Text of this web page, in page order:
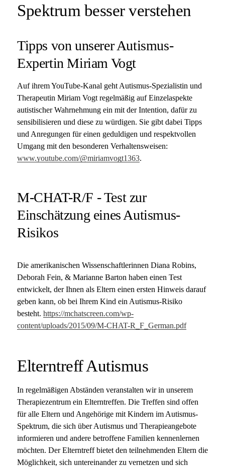
Spektrum besser verstehen
Tipps von unserer Autismus-
Expertin Miriam Vogt
Auf ihrem YouTube-Kanal geht Autismus-Spezialistin und
Therapeutin Miriam Vogt regelmäßig auf Einzelaspekte
autistischer Wahrnehmung ein mit der Intention, dafür zu
sensibilisieren und diese zu würdigen. Sie gibt dabei Tipps
und Anregungen für einen geduldigen und respektvollen
Umgang mit den besonderen Verhaltensweisen:
www.youtube.com/@miriamvogt1363.
M-CHAT-R/F - Test zur
Einschätzung eines Autismus-
Risikos
Die amerikanischen Wissenschaftlerinnen Diana Robins,
Deborah Fein, & Marianne Barton haben einen Test
entwickelt, der Ihnen als Eltern einen ersten Hinweis darauf
geben kann, ob bei Ihrem Kind ein Autismus-Risiko
besteht. https://mchatscreen.com/wp-
content/uploads/2015/09/M-CHAT-R_F_German.pdf
Elterntreff Autismus
In regelmäßigen Abständen veranstalten wir in unserem
Therapiezentrum ein Elterntreffen. Die Treffen sind offen
für alle Eltern und Angehörige mit Kindern im Autismus-
Spektrum, die sich über Autismus und Therapieangebote
informieren und andere betroffene Familien kennenlernen
möchten. Der Elterntreff bietet den teilnehmenden Eltern die
Möglichkeit, sich untereinander zu vernetzen und sich